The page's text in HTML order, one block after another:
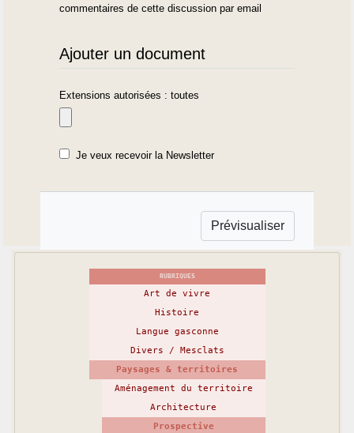
commentaires de cette discussion par email
Ajouter un document
Extensions autorisées : toutes
Je veux recevoir la Newsletter
RUBRIQUES
Art de vivre
Histoire
Langue gasconne
Divers / Mesclats
Paysages & territoires
Aménagement du territoire
Architecture
Prospective